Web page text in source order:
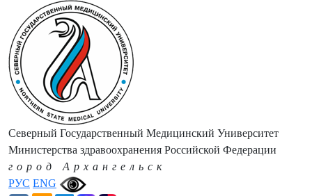
РУС ENG
Северный Государственный Медицинский Университет
Министерства здравоохранения Российской Федерации
город Архангельск